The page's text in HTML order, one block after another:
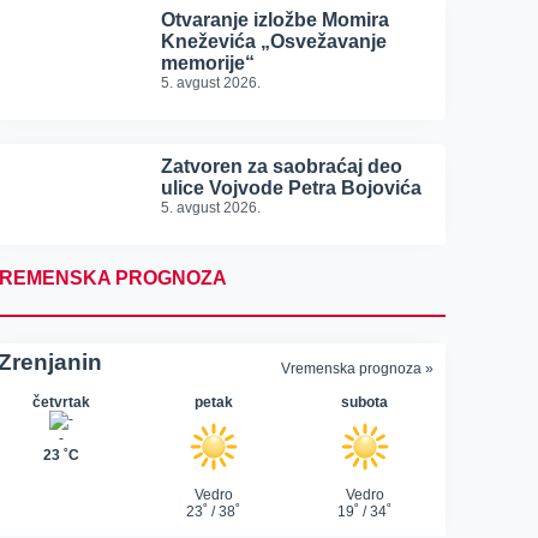
Otvaranje izložbe Momira
Kneževića „Osvežavanje
memorije“
5. avgust 2026.
Zatvoren za saobraćaj deo
ulice Vojvode Petra Bojovića
5. avgust 2026.
PROGNOZA